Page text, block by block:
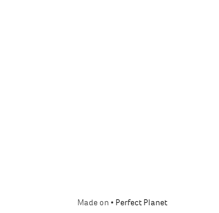
Made on • Perfect Planet